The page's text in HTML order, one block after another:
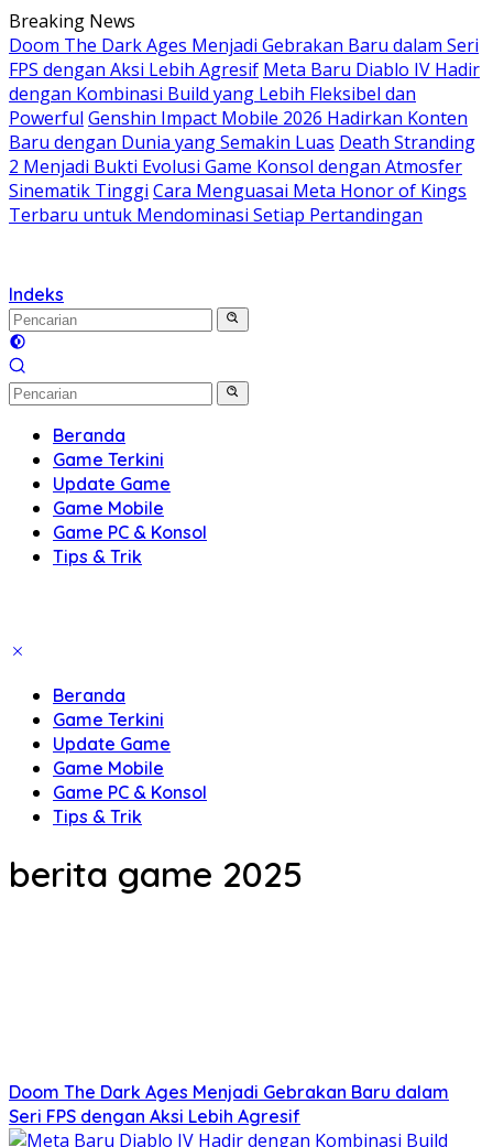
Langsung
ke
konten
Breaking News
Doom The Dark Ages Menjadi Gebrakan Baru dalam Seri
FPS dengan Aksi Lebih Agresif Meta Baru Diablo IV Hadir
dengan Kombinasi Build yang Lebih Fleksibel dan
Powerful Genshin Impact Mobile 2026 Hadirkan Konten
Baru dengan Dunia yang Semakin Luas Death Stranding
2 Menjadi Bukti Evolusi Game Konsol dengan Atmosfer
Sinematik Tinggi Cara Menguasai Meta Honor of Kings
Terbaru untuk Mendominasi Setiap Pertandingan
Indeks
Beranda
Game Terkini
Update Game
Game Mobile
Game PC & Konsol
Tips & Trik
Beranda
Game Terkini
Update Game
Game Mobile
Game PC & Konsol
Tips & Trik
berita game 2025
Doom The Dark Ages Menjadi Gebrakan Baru dalam
Seri FPS dengan Aksi Lebih Agresif